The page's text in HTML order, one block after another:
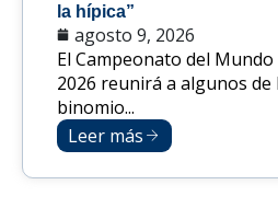
la hípica”
agosto 9, 2026
El Campeonato del Mundo
2026 reunirá a algunos de
binomio...
Leer más